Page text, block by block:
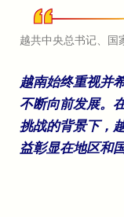
越共中央总书记、国
越南始终重视并
不断向前发展。
挑战的背景下，
益彰显在地区和